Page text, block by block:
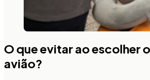
O que evitar ao escolher
avião?